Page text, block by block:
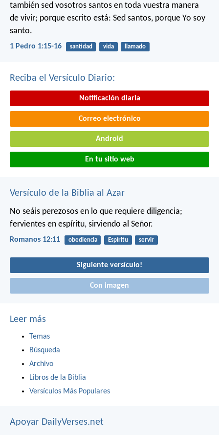
también sed vosotros santos en toda vuestra manera
de vivir; porque escrito está: Sed santos, porque Yo soy
santo.
1 Pedro 1:15-16 santidad vida llamado
Reciba el Versículo Diario:
Notificación diaria
Correo electrónico
Android
En tu sitio web
Versículo de la Biblia al Azar
No seáis perezosos en lo que requiere diligencia;
fervientes en espíritu, sirviendo al Señor.
Romanos 12:11 obediencia Espíritu servir
Siguiente versículo!
Con imagen
Leer más
Temas
Búsqueda
Archivo
Libros de la Biblia
Versículos Más Populares
Apoyar DailyVerses.net